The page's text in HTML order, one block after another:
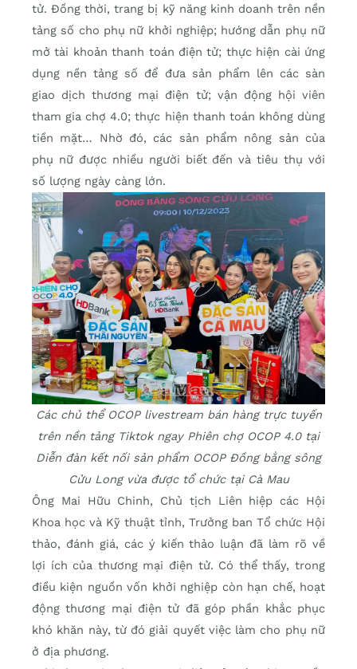
tử. Đồng thời, trang bị kỹ năng kinh doanh trên nền
tảng số cho phụ nữ khởi nghiệp; hướng dẫn phụ nữ
mở tài khoản thanh toán điện tử; thực hiện cài ứng
dụng nền tảng số để đưa sản phẩm lên các sàn
giao dịch thương mại điện tử; vận động hội viên
tham gia chợ 4.0; thực hiện thanh toán không dùng
tiền mặt… Nhờ đó, các sản phẩm nông sản của
phụ nữ được nhiều người biết đến và tiêu thụ với
số lượng ngày càng lớn.
Các chủ thể OCOP livestream bán hàng trực tuyến
trên nền tảng Tiktok ngay Phiên chợ OCOP 4.0 tại
Diễn đàn kết nối sản phẩm OCOP Đồng bằng sông
Cửu Long vừa được tổ chức tại Cà Mau
Ông Mai Hữu Chinh, Chủ tịch Liên hiệp các Hội
Khoa học và Kỹ thuật tỉnh, Trưởng ban Tổ chức Hội
thảo, đánh giá, các ý kiến thảo luận đã làm rõ về
lợi ích của thương mại điện tử. Có thể thấy, trong
điều kiện nguồn vốn khởi nghiệp còn hạn chế, hoạt
động thương mại điện tử đã góp phần khắc phục
khó khăn này, từ đó giải quyết việc làm cho phụ nữ
ở địa phương.